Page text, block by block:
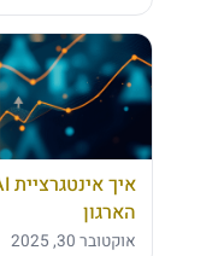
הארגון
אוקטובר 30, 2025